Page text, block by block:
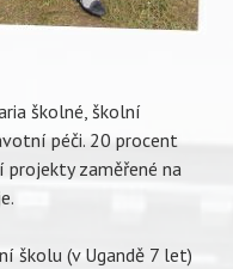
školné, školní
péči. 20 procent
zaměřené na
školu (v Ugandě 7 let)